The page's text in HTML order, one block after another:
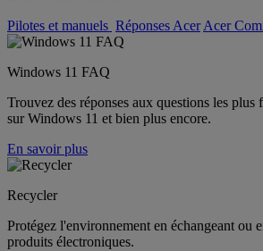
Pilotes et manuels Réponses Acer Acer
Windows 11 FAQ
Trouvez des réponses aux questions les plus
sur Windows 11 et bien plus encore.
En savoir plus
Recycler
Protégez l'environnement en échangeant ou
produits électroniques.